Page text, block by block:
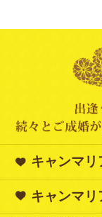
キャンマ
キャンマリ